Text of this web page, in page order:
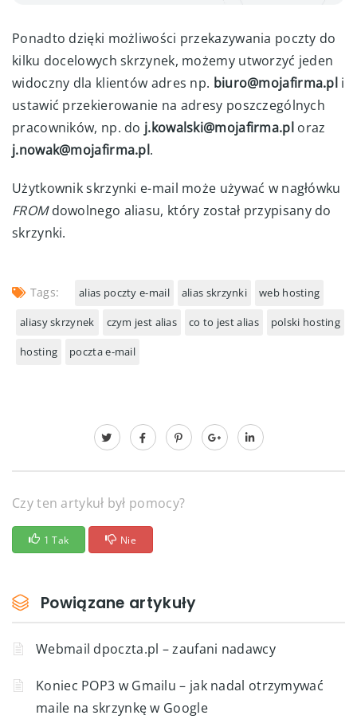
Ponadto dzięki możliwości przekazywania poczty do
kilku docelowych skrzynek, możemy utworzyć jeden
widoczny dla klientów adres np. biuro@mojafirma.pl i
ustawić przekierowanie na adresy poszczególnych
pracowników, np. do j.kowalski@mojafirma.ploraz
j.nowak@mojafirma.pl.
Użytkownik skrzynki e-mail może używać w nagłówku
FROMdowolnego aliasu, który został przypisany do
skrzynki.
Tags: alias poczty e-mail alias skrzynki web hosting
aliasy skrzynek czym jest alias co to jest alias polski hosting
hosting poczta e-mail
Czy ten artykuł był pomocy?
1 Tak Nie
Powiązane artykuły
Webmail dpoczta.pl – zaufani nadawcy
Koniec POP3 w Gmailu – jak nadal otrzymywać
maile na skrzynkę w Google